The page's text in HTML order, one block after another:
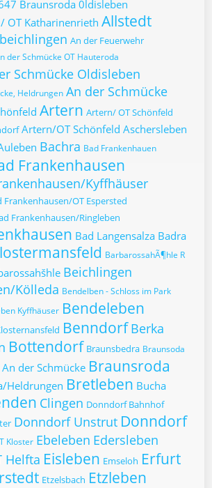
Braunsroda 0ldisleben
OT Katharinenrieth Allstedt
An der Feuerwehr
der Schmücke OT Hauteroda
Schmücke Oldisleben
Heldrungen An der Schmücke
Artern Artern/ OT Schönfeld
Artern/OT Schönfeld Aschersleben
Bachra Bad Frankenhauen
Frankenhausen
Kyffhäuser
Frankenhausen/OT Espersted
Frankenhausen/Ringleben
Bad Langensalza Badra
BarbarossahÃ¶hle R
Beichlingen
Kölleda Bendelben - Schloss im Park
Kyffhäuser Bendeleben
Benndorf Berka
Bottendorf Braunsbedra Braunsoda
der Schmücke Braunsroda
Heldrungen Bretleben Bucha
Clingen Donndorf Bahnhof
Donndorf Unstrut Donndorf
Kloster Ebeleben Edersleben
Helfta Eisleben Emseloh Erfurt
Etzelsbach Etzleben